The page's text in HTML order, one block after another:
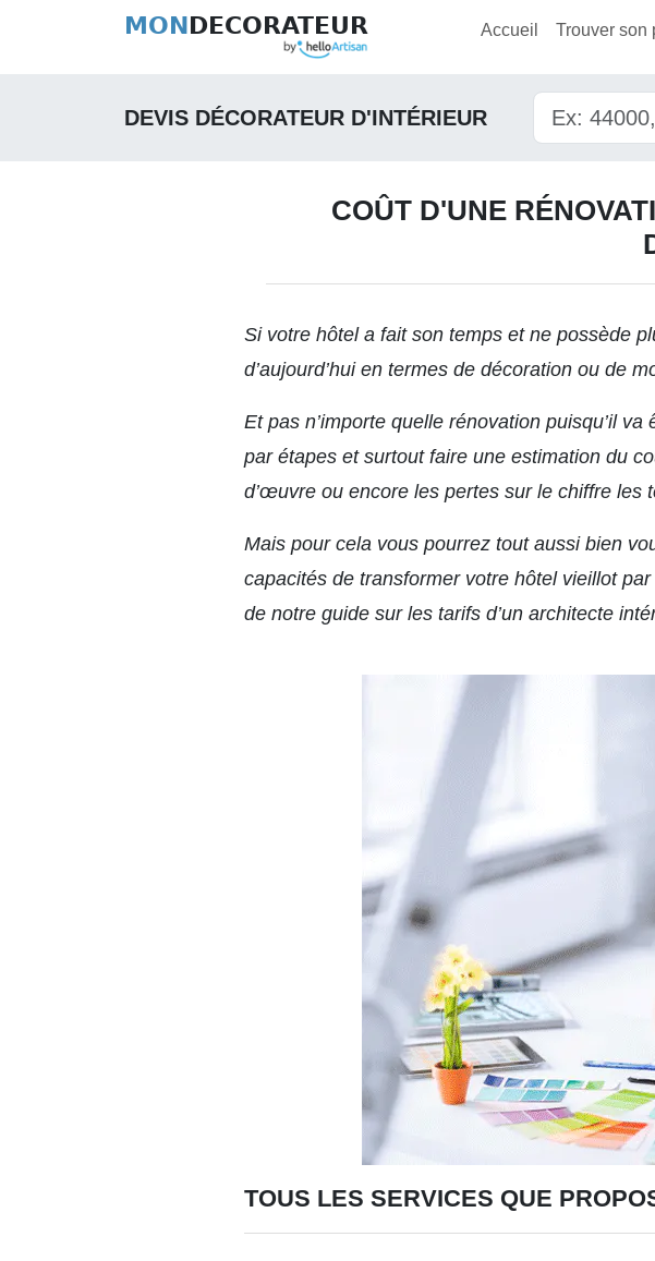
MONDECORATEUR Accueil Trouver son
DEVIS DÉCORATEUR D'INTÉRIEUR
COÛT D'UNE
Si votre hôtel a fait son temps et ne possède
d’aujourd’hui en termes de décoration ou de
Et pas n’importe quelle rénovation puisqu’il
par étapes et surtout faire une estimation du
d’œuvre ou encore les pertes sur le chiffre les
Mais pour cela vous pourrez tout aussi bien
capacités de transformer votre hôtel vieillot
de notre guide sur les tarifs d’un architecte
TOUS LES SERVICES QUE